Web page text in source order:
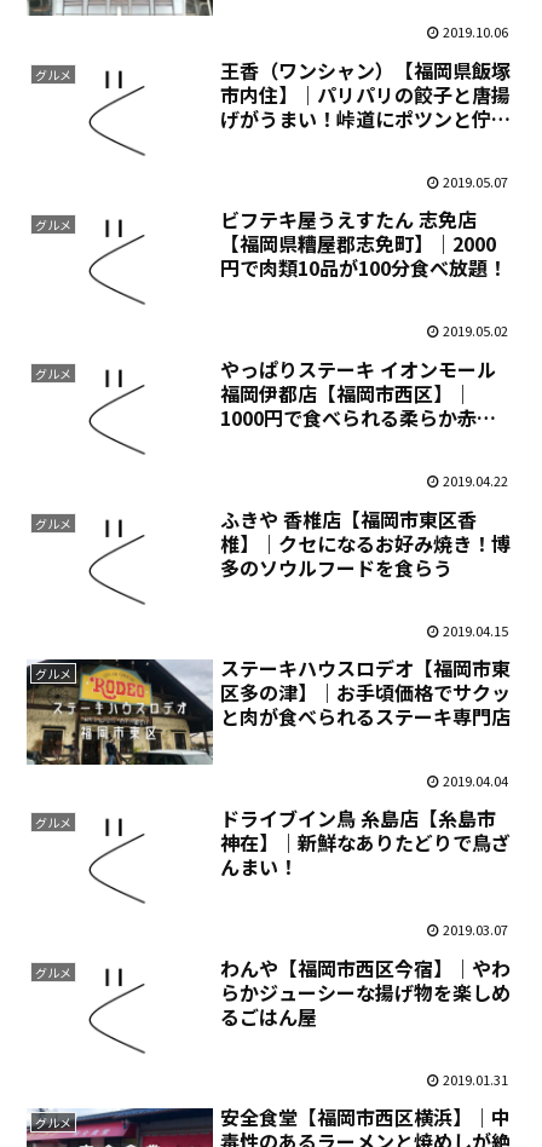
2019.10.06
グルメ
王香（ワンシャン）【福岡県飯塚
市内住】｜パリパリの餃子と唐揚
げがうまい！峠道にポツンと佇む
2019.05.07
グルメ
ビフテキ屋うえすたん 志免店
【福岡県糟屋郡志免町】｜2000
円で肉類10品が100分食べ放題！
2019.05.02
グルメ
やっぱりステーキ イオンモール
福岡伊都店【福岡市西区】｜
1000円で食べられる柔らか赤身
2019.04.22
グルメ
ふきや 香椎店【福岡市東区香
椎】｜クセになるお好み焼き！博
多のソウルフードを食らう
2019.04.15
グルメ
ステーキハウスロデオ【福岡市東
区多の津】｜お手頃価格でサクッ
と肉が食べられるステーキ専門店
2019.04.04
グルメ
ドライブイン鳥 糸島店【糸島市
神在】｜新鮮なありたどりで鳥ざ
んまい！
2019.03.07
グルメ
わんや【福岡市西区今宿】｜やわ
らかジューシーな揚げ物を楽しめ
るごはん屋
2019.01.31
グルメ
安全食堂【福岡市西区横浜】｜中